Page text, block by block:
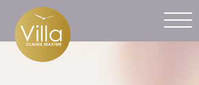
Villa Claude Maxime